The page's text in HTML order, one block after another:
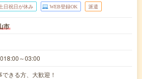
日祝日が休み WEB登録OK 派遣
市
～03:00
きる方、大歓迎！